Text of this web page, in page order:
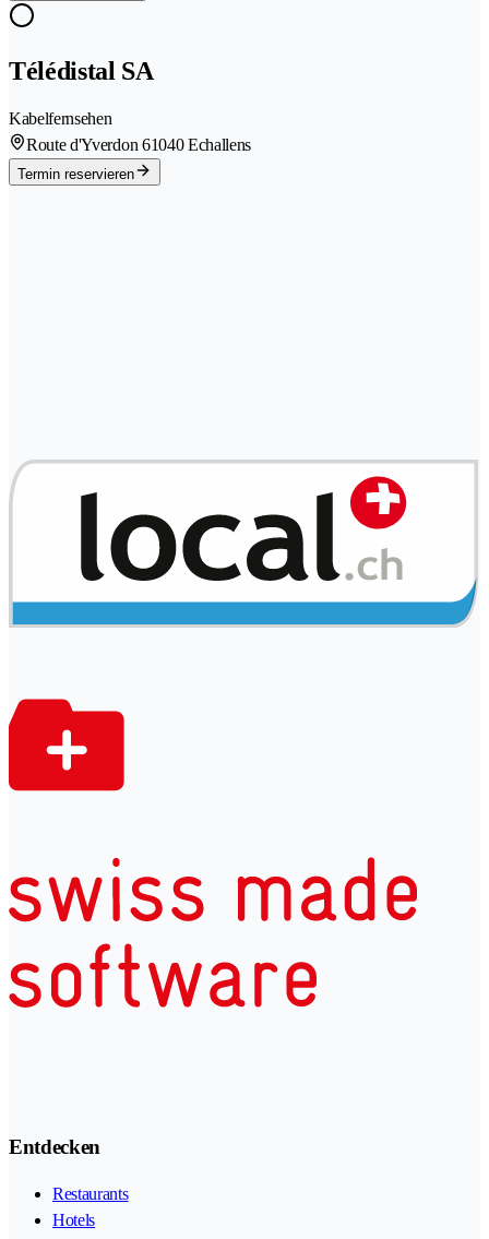
Télédistal SA
Kabelfernsehen
Route d'Yverdon 61040 Echallens
Termin reservieren
Entdecken
Restaurants
Hotels